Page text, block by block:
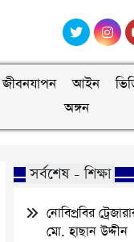
জীবনযাপন
আইন
অঙ্গন
সর্বশেষ - শিক্ষা
নোবিপ্রবির
মো. হাছান উদ্দীন